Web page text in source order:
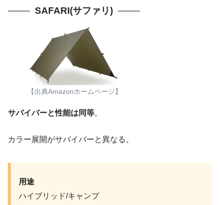
SAFARI(サファリ)
【出典Amazonホームページ】
サバイバーと性能は同等。
カラー展開がサバイバーと異なる。
用途
ハイブリッド/キャンプ